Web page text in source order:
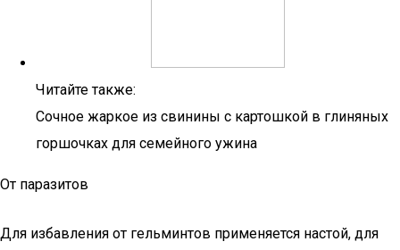
Читайте также:
Сочное жаркое из свинины с картошкой в глиняных
горшочках для семейного ужина
От паразитов
Для избавления от гельминтов применяется настой, для